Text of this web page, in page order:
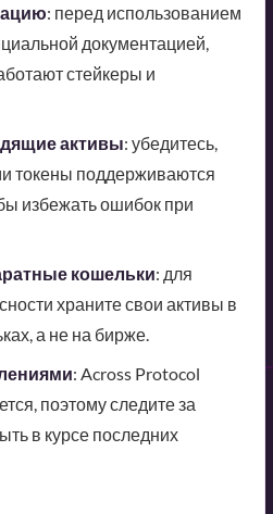
: перед использованием
документацией,
стейкеры и
активы: убедитесь,
токены поддерживаются
избежать ошибок при
кошельки: для
храните свои активы в
а не на бирже.
: Across Protocol
поэтому следите за
в курсе последних